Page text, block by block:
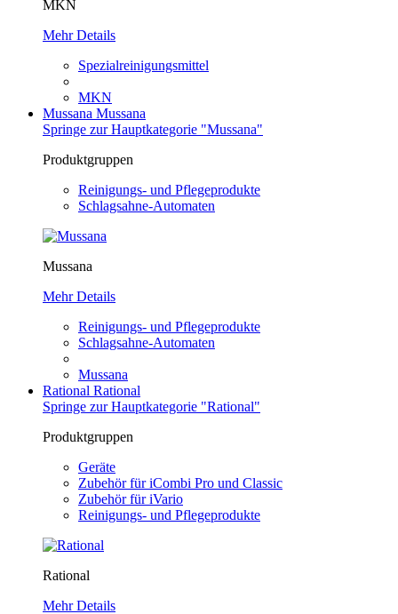
MKN
Mehr Details
Spezialreinigungsmittel
MKN
Mussana Mussana
Springe zur Hauptkategorie "Mussana"
Produktgruppen
Reinigungs- und Pflegeprodukte
Schlagsahne-Automaten
Mussana
Mehr Details
Reinigungs- und Pflegeprodukte
Schlagsahne-Automaten
Mussana
Rational Rational
Springe zur Hauptkategorie "Rational"
Produktgruppen
Geräte
Zubehör für iCombi Pro und Classic
Zubehör für iVario
Reinigungs- und Pflegeprodukte
Rational
Mehr Details